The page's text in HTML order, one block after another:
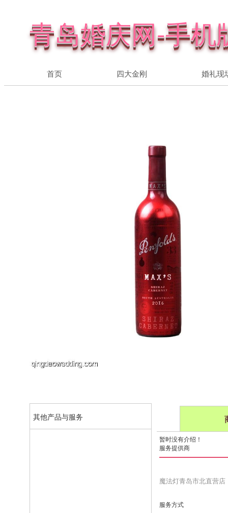
青岛婚庆网-手机
首页 四大金刚 婚礼现
其他产品与服务
暂时没有介绍！
服务提供商
魔法灯青岛市北直营店
服务方式